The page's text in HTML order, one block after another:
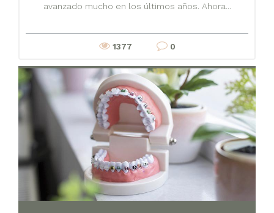
avanzado mucho en los últimos años. Ahora...
1377 0